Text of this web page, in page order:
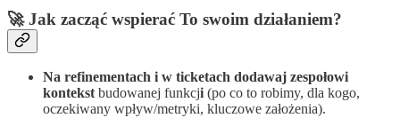
🚀 Jak zacząć wspierać To swoim działaniem?
Na refinementach i w ticketach dodawaj zespołowi
kontekst budowanej funkcji (po co to robimy, dla kogo,
oczekiwany wpływ/metryki, kluczowe założenia).